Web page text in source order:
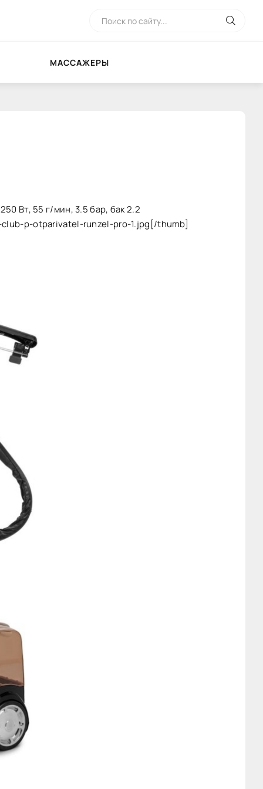
МАССАЖЕРЫ
Вт, 55 г/мин, 3.5 бар, бак 2.2
p-otparivatel-runzel-pro-1.jpg[/thumb]